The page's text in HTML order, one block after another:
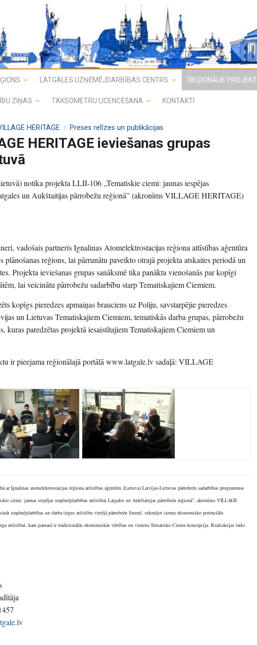
LATGALES UZŅĒMĒJDARBĪBAS CENTRS REĢIONĀLIE PROJEKTI
ZIŅAS TAKSOMETRU LICENCĒŠANA KONTAKTI
HERITAGE Preses relīzes un publikācijas
HERITAGE ieviešanas grupas
notika projekta LLII-106 „Tematiskie ciemi: jaunas iespējas
un Aukštaitijas pārrobežu reģionā” (akronīms VILLAGE HERITAGE)
vadošais partneris Ignalinas Atomelektrostacijas reģiona attīstības aģentūra
plānošanas reģions, lai pārrunātu paveikto otrajā projekta atskaites periodā un
Projekta ieviešanas grupas sanāksmē tika panākta vienošanās par kopīgi
lai veicinātu pārrobežu sadarbību starp Tematiskajiem Ciemiem.
kopīgs pieredzes apmaiņas brauciens uz Poliju, savstarpējie pieredzes
un Lietuvas Tematiskajiem Ciemiem, tematiskās darba grupas, pārrobežu
kuras paredzētas projektā iesaistītajiem Tematiskajiem Ciemiem un
ir pieejama reģionālajā portālā www.latgale.lv sadaļā: VILLAGE
ar Ignalinas atomelektrostacijas reģiona attīstības aģentūru (Lietuva) Latvijas-Lietuvas pārrobežu sadarbības programmas
ciemi: jaunas iespējas uzņēmējdarbības attīstībai Latgales un Aukštaitijas pārrobežu reģionā”, akronīms VILLAGE
uzņēmējdarbības un darba tirgus attīstību vietējā pārrobežu līmenī, sekmējot ciemu ekonomisko potenciālu
attīstībai, kam pamatā ir tradicionālās ekonomiskās vērtības un vienota Tematisko Ciemu koncepcija. Realizācijas laiks